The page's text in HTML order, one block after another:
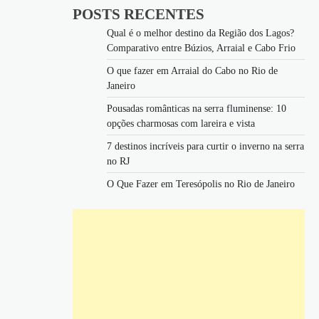
POSTS RECENTES
Qual é o melhor destino da Região dos Lagos?
Comparativo entre Búzios, Arraial e Cabo Frio
O que fazer em Arraial do Cabo no Rio de
Janeiro
Pousadas românticas na serra fluminense: 10
opções charmosas com lareira e vista
7 destinos incríveis para curtir o inverno na serra
no RJ
O Que Fazer em Teresópolis no Rio de Janeiro